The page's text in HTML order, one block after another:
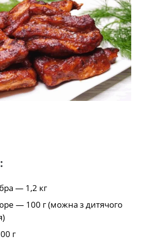
— 1,2 кг
— 100 г (можна з дитячого
г